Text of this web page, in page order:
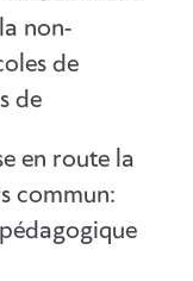
non-
de
de
en route la
commun: